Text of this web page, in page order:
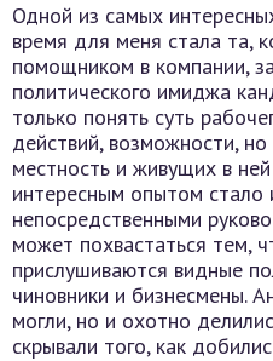
Одной из самых
время для меня стала та,
помощником в компании,
политического имиджа
только понять суть
действий, возможности,
местность и живущих в
интересным опытом
непосредственными
может похвастаться тем,
прислушиваются видные
чиновники и бизнесмены.
могли, но и охотно
скрывали того, как